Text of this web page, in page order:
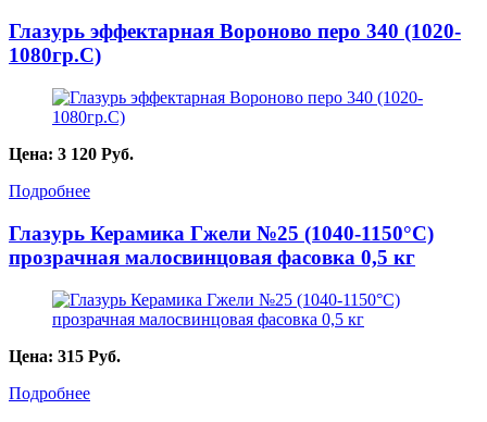
Глазурь эффектарная Вороново перо 340 (1020-
1080гр.С)
Цена: 3 120 Руб.
Подробнее
Глазурь Керамика Гжели №25 (1040-1150°С)
прозрачная малосвинцовая фасовка 0,5 кг
Цена: 315 Руб.
Подробнее